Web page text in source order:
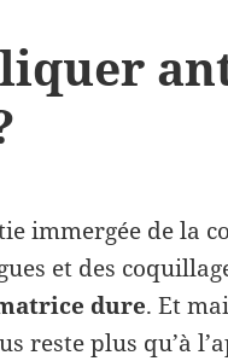
immergée de la
et des
dure. Et
reste plus qu’à